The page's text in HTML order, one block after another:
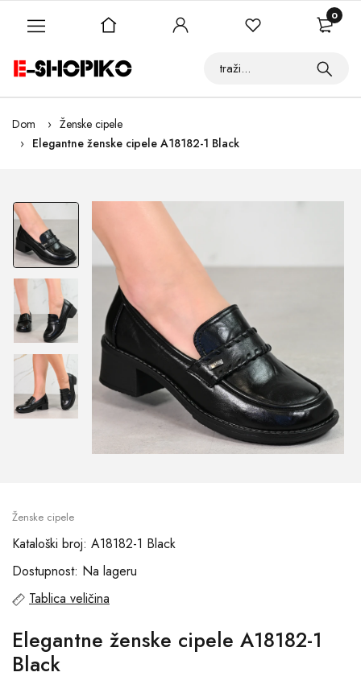
Dom
Ženske cipele
Elegantne ženske cipele A18182-1 Black
Ženske cipele
Kataloški broj: A18182-1 Black
Dostupnost: Na lageru
Tablica veličina
Elegantne ženske cipele A18182-1
Black
0